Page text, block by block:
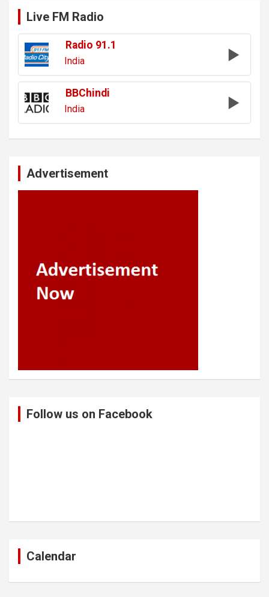
Live FM Radio
Radio 91.1
India
BBChindi
India
Advertisement
Follow us on Facebook
Calendar